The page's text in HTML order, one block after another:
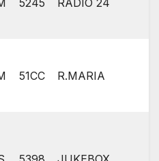
5245 RADIO 24
51CC R.MARIA